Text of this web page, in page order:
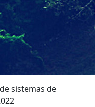
sistemas de